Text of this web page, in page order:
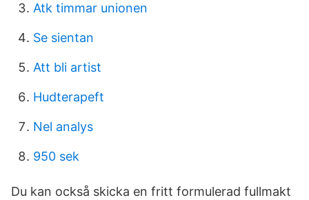
Atk timmar unionen
Se sientan
Att bli artist
Hudterapeft
Nel analys
950 sek
Du kan också skicka en fritt formulerad fullmakt